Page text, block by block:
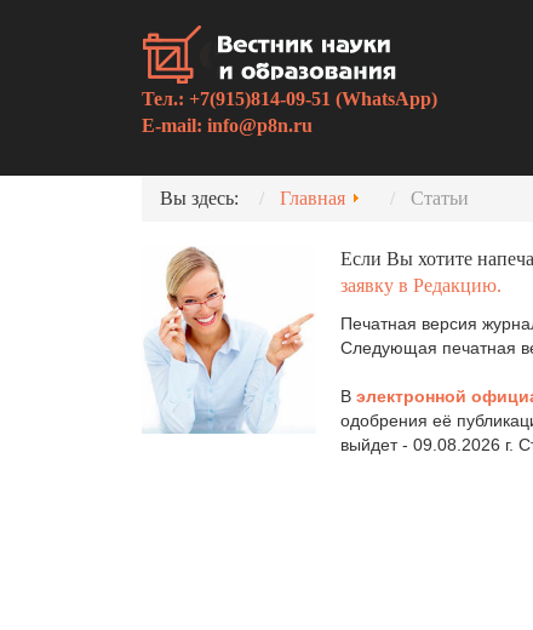
Тел.: +7(915)814-09-51 (WhatsApp)
E-mail: info@p8n.ru
Вы здесь: Главная Статьи
Если Вы хотите
заявку в Редакцию.
Печатная версия
Следующая печатная
В электронной
одобрения её
выйдет - 09.08.2026 г.